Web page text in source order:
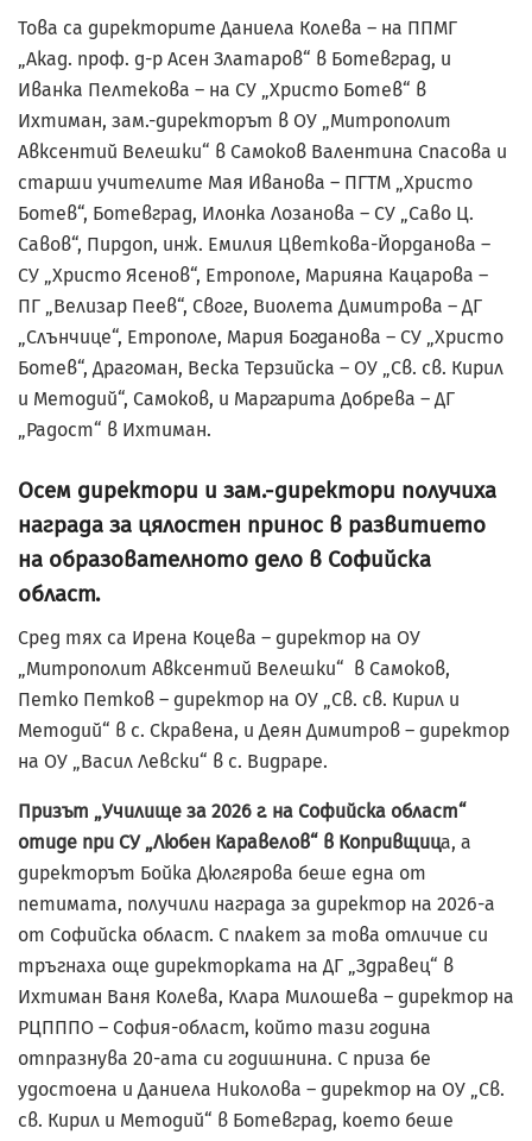
Това са директорите Даниела Колева – на ППМГ
„Акад. проф. д-р Асен Златаров“ в Ботевград, и
Иванка Пелтекова – на СУ „Христо Ботев“ в
Ихтиман, зам.-директорът в ОУ „Митрополит
Авксентий Велешки“ в Самоков Валентина Спасова и
старши учителите Мая Иванова – ПГТМ „Христо
Ботев“, Ботевград, Илонка Лозанова – СУ „Саво Ц.
Савов“, Пирдоп, инж. Емилия Цветкова-Йорданова –
СУ „Христо Ясенов“, Етрополе, Марияна Кацарова –
ПГ „Велизар Пеев“, Своге, Виолета Димитрова – ДГ
„Слънчице“, Етрополе, Мария Богданова – СУ „Христо
Ботев“, Драгоман, Веска Терзийска – ОУ „Св. св. Кирил
и Методий“, Самоков, и Маргарита Добрева – ДГ
„Радост“ в Ихтиман.
Осем директори и зам.-директори получиха
награда за цялостен принос в развитието
на образователното дело в Софийска
област.
Сред тях са Ирена Коцева – директор на ОУ
„Митрополит Авксентий Велешки“ в Самоков,
Петко Петков – директор на ОУ „Св. св. Кирил и
Методий“ в с. Скравена, и Деян Димитров – директор
на ОУ „Васил Левски“ в с. Видраре.
Призът „Училище за 2026 г. на Софийска област“
отиде при СУ „Любен Каравелов“ в Копривщица, а
директорът Бойка Дюлгярова беше една от
петимата, получили награда за директор на 2026-а
от Софийска област. С плакет за това отличие си
тръгнаха още директорката на ДГ „Здравец“ в
Ихтиман Ваня Колева, Клара Милошева – директор на
РЦПППО – София-област, който тази година
отпразнува 20-ата си годишнина. С приза бе
удостоена и Даниела Николова – директор на ОУ „Св.
св. Кирил и Методий“ в Ботевград, което беше